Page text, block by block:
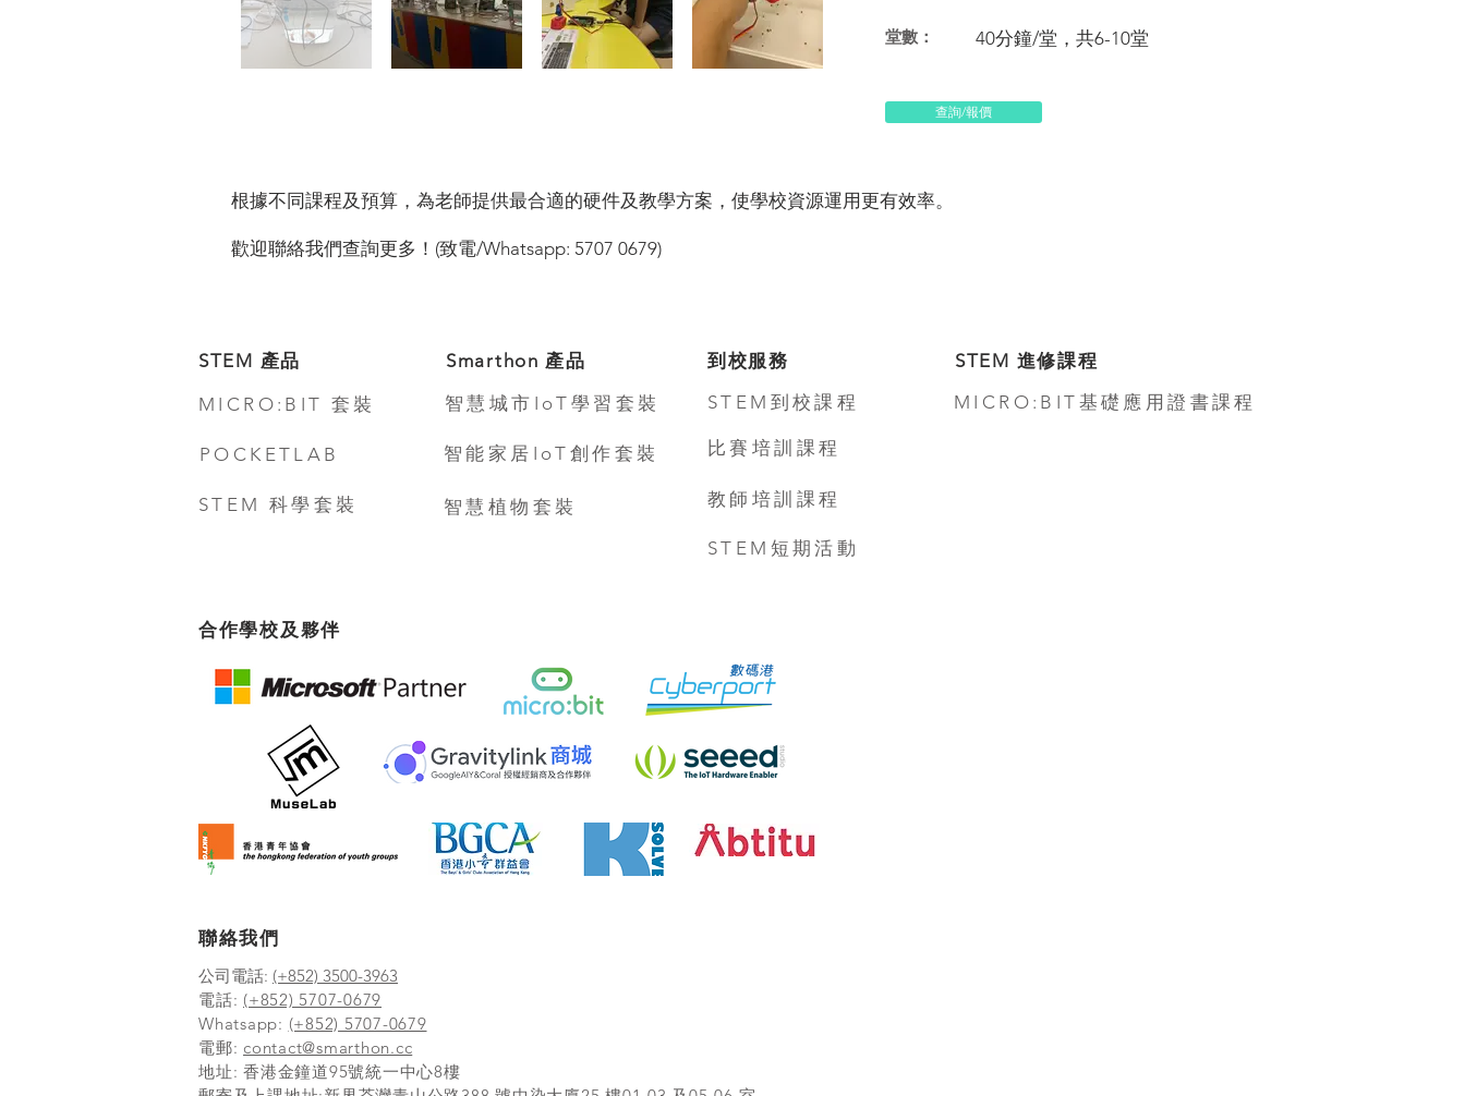
​堂數： 40分鐘/堂，共6-10堂
查詢/報價
根據不同課程及預算，為老師提供最合適的硬件及教學方案，使學校資源運用更有效率。
歡迎聯絡我們查詢更多！(致電/Whatsapp: 5707 0679)
STEM 產品
MICRO:BIT 套裝
POCKETLAB
STEM 科學套裝
Smarthon 產品
智慧城市IoT學習套裝
智能家居IoT創作套裝
智慧植物套裝
到校服務
STEM到校課程
比賽培訓課程
教師培訓課程
STEM短期活動
STEM 進修課程
MICRO:BIT基礎應用證書課程
合作學校及夥伴
聯絡我們
公司電話: (+852) 3500-3963
電話: (+852) 5707-0679
Whatsapp: (+852) 5707-0679
​電郵: contact@smarthon.cc
地址: 香港金鐘道95號統一中心8樓